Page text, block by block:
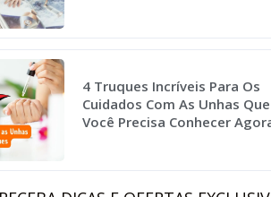
4 Truques Incríveis Para Os
Cuidados Com As Unhas Que
Você Precisa Conhecer